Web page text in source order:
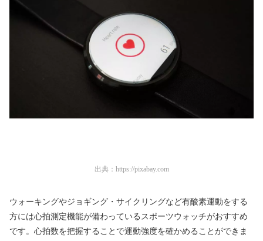
出典： https://pixabay.com
ウォーキングやジョギング・サイクリングなど有酸素運動をする
方には心拍測定機能が備わっているスポーツウォッチがおすすめ
です。心拍数を把握することで運動強度を確かめることができま